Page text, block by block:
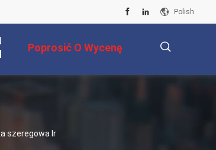
Polish
Poprosić O Wycenę
szeregowa Ir